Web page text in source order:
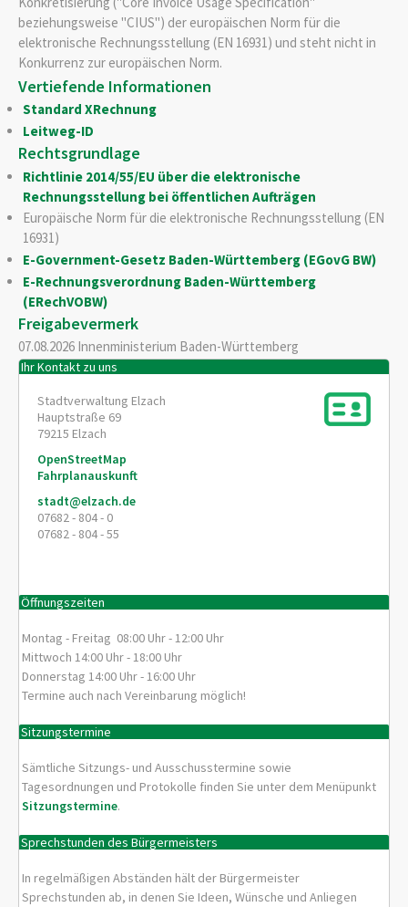
beziehungsweise "CIUS") der europäischen Norm für die
elektronische Rechnungsstellung (EN 16931) und steht nicht in
Konkurrenz zur europäischen Norm.
Vertiefende Informationen
Standard XRechnung
Leitweg-ID
Rechtsgrundlage
Richtlinie 2014/55/EU über die elektronische
Rechnungsstellung bei öffentlichen Aufträgen
Europäische Norm für die elektronische Rechnungsstellung (EN
16931)
E-Government-Gesetz Baden-Württemberg (EGovG BW)
E-Rechnungsverordnung Baden-Württemberg
(ERechVOBW)
Freigabevermerk
07.08.2026 Innenministerium Baden-Württemberg
Ihr Kontakt zu uns
Stadtverwaltung Elzach
Hauptstraße 69
79215 Elzach
OpenStreetMap
Fahrplanauskunft
stadt@elzach.de
07682 - 804 - 0
07682 - 804 - 55
Öffnungszeiten
Montag - Freitag 08:00 Uhr - 12:00 Uhr
Mittwoch 14:00 Uhr - 18:00 Uhr
Donnerstag 14:00 Uhr - 16:00 Uhr
Termine auch nach Vereinbarung möglich!
Sitzungstermine
Sämtliche Sitzungs- und Ausschusstermine sowie
Tagesordnungen und Protokolle finden Sie unter dem Menüpunkt
Sitzungstermine.
Sprechstunden des Bürgermeisters
In regelmäßigen Abständen hält der Bürgermeister
Sprechstunden ab, in denen Sie Ideen, Wünsche und Anliegen